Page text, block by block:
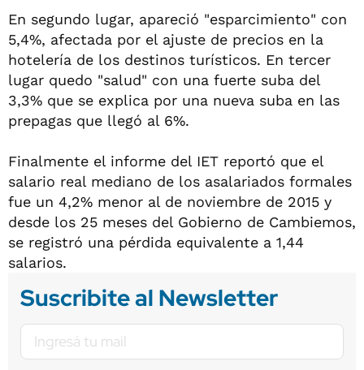
En segundo lugar, apareció "esparcimiento" con
5,4%, afectada por el ajuste de precios en la
hotelería de los destinos turísticos. En tercer
lugar quedo "salud" con una fuerte suba del
3,3% que se explica por una nueva suba en las
prepagas que llegó al 6%.
Finalmente el informe del IET reportó que el
salario real mediano de los asalariados formales
fue un 4,2% menor al de noviembre de 2015 y
desde los 25 meses del Gobierno de Cambiemos,
se registró una pérdida equivalente a 1,44
salarios.
Suscribite al Newsletter